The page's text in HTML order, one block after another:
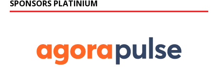
SPONSORS PLATINIUM